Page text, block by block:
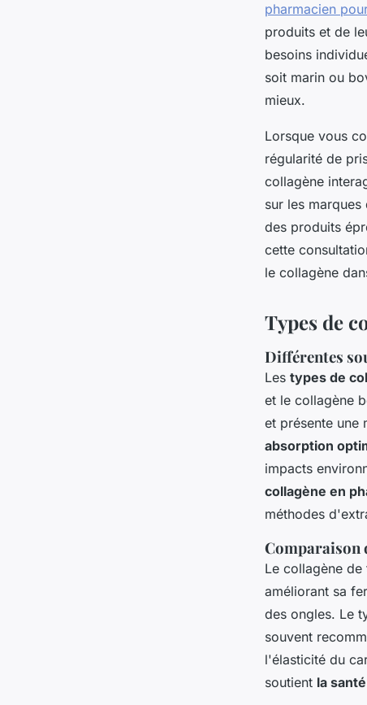
pharmacien
produits et de
besoins
soit marin ou
mieux.
Lorsque vous
régularité de
collagène
sur les
des produits
cette
le collagène
Types de
Différentes
Les types de
et le collagène
et présente une
absorption
impacts
collagène en
méthodes
Comparaison
Le collagène
améliorant sa
des ongles. Le
souvent
l'élasticité du
soutient la